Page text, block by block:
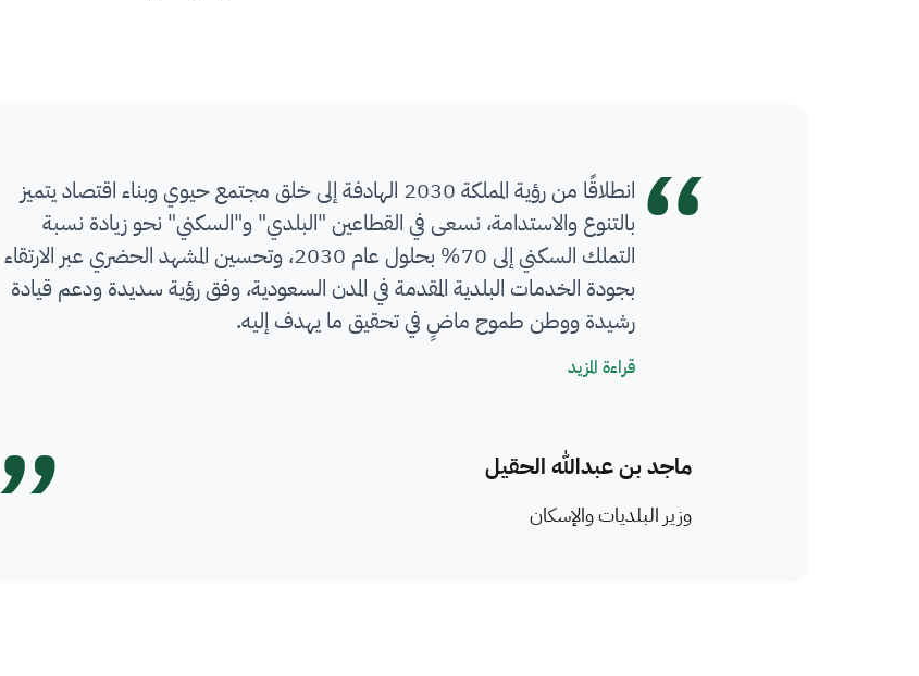
انطلاقًا من رؤية المملكة 2030 الهادفة إلى خلق مجتمع حيوي وبناء اقتصاد يتميز
بالتنوع والاستدامة، نسعى في القطاعين "البلدي" و"السكني" نحو زيادة نسبة
التملك السكني إلى 70% بحلول عام 2030، وتحسين المشهد الحضري عبر الارتقاء
بجودة الخدمات البلدية المقدمة في المدن السعودية، وفق رؤية سديدة ودعم قيادة
رشيدة ووطن طموح ماضٍ في تحقيق ما يهدف إليه.
قراءة المزيدكلمة معالي الوزير
ماجد بن عبدالله الحقيل
وزير البلديات والإسكان